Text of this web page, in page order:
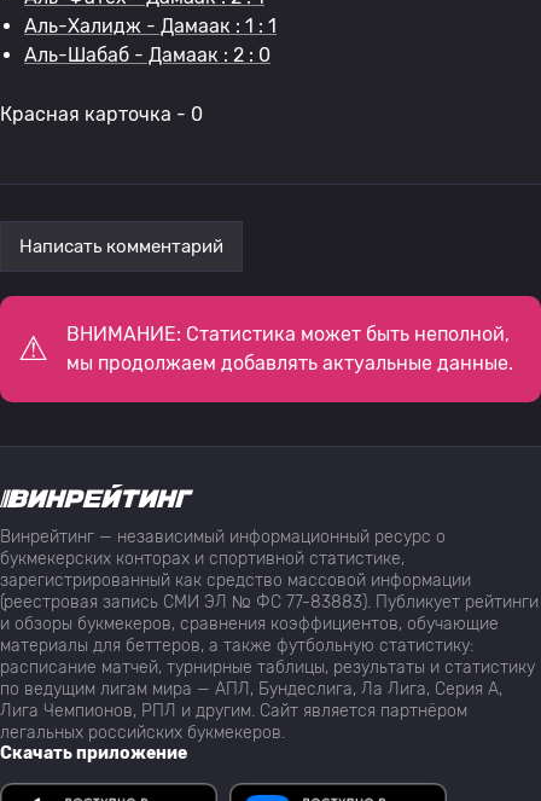
Аль-Халидж - Дамаак : 1 : 1
Аль-Шабаб - Дамаак : 2 : 0
Красная карточка - 0
Написать комментарий
ВНИМАНИЕ: Статистика может быть неполной,
мы продолжаем добавлять актуальные данные.
Винрейтинг — независимый информационный ресурс о
букмекерских конторах и спортивной статистике,
зарегистрированный как средство массовой информации
(реестровая запись СМИ ЭЛ № ФС 77-83883). Публикует рейтинги
и обзоры букмекеров, сравнения коэффициентов, обучающие
материалы для беттеров, а также футбольную статистику:
расписание матчей, турнирные таблицы, результаты и статистику
по ведущим лигам мира — АПЛ, Бундеслига, Ла Лига, Серия А,
Лига Чемпионов, РПЛ и другим. Сайт является партнёром
легальных российских букмекеров.
Скачать приложение